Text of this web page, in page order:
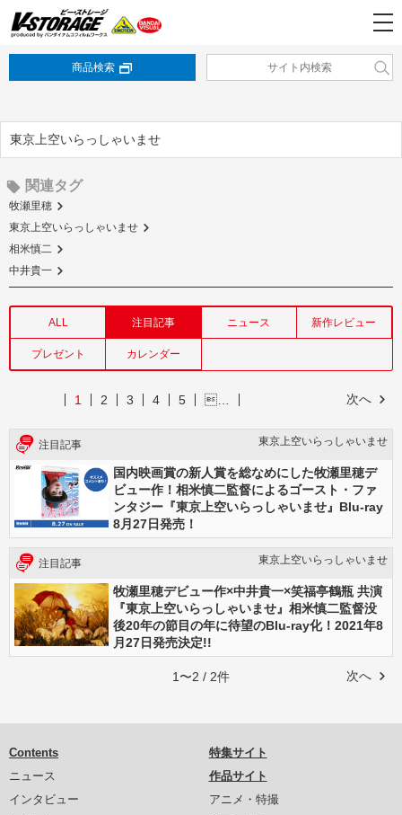
商品検索
東京上空いらっしゃいませ
関連タグ
牧瀬里穂
東京上空いらっしゃいませ
相米慎二
中井貴一
ALL 注目記事 ニュース 新作レビュー
プレゼント カレンダー
次へ
1 2 3 4 5 …
注目記事 東京上空いらっしゃいませ
国内映画賞の新人賞を総なめにした牧瀬里穂デ
ビュー作！相米慎二監督によるゴースト・ファ
ンタジー『東京上空いらっしゃいませ』Blu-ray
8月27日発売！
注目記事 東京上空いらっしゃいませ
牧瀬里穂デビュー作×中井貴一×笑福亭鶴瓶 共演
『東京上空いらっしゃいませ』相米慎二監督没
後20年の節目の年に待望のBlu-ray化！2021年8
月27日発売決定!!
次へ
1〜2 / 2件
Contents
ニュース
インタビュー
特集サイト
作品サイト
アニメ・特撮